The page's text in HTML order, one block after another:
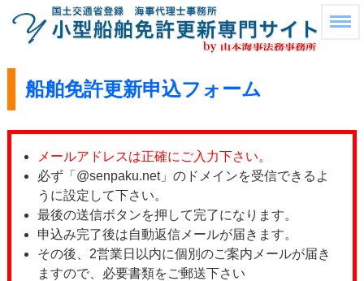
船舶免許更新申込フォーム
メールアドレスは正確にご入力下さい。
必ず「@senpaku.net」のドメインを受信できるよ
うに設定して下さい。
最後の送信ボタンを押して完了になります。
申込み完了後は自動返信メールが届きます。
その後、2営業日以内に個別のご案内メールが届き
ますので、必要書類をご郵送下さい